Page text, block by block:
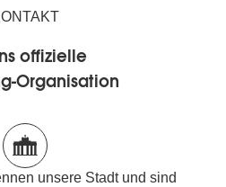
offizielle
Organisation
unsere Stadt und sind